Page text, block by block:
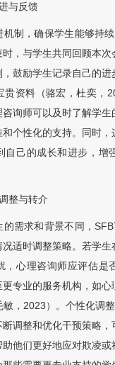
与反馈
机制，确保学生能够持
，与学生共同回顾本次
鼓励学生记录自己的进
贵资料（骆宏，杜奕，
询师可以及时了解学生
个性化的支持。同时，
自己的成长和进步，增
整与转介
的需求和背景不同，
适时调整策略。若学生
，心理咨询师应评估是
专业的服务机构，如心
，2023）。个性化调
调整和优化干预策略，
他们更好地应对欺凌或